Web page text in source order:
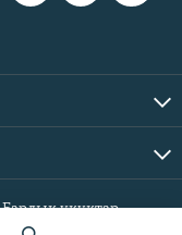
укуктар